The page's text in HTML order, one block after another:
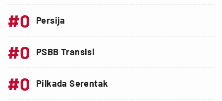
#0 Persija
#0 PSBB Transisi
#0 Pilkada Serentak